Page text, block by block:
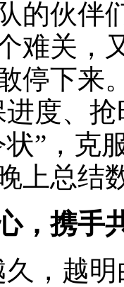
伙伴们
难关，
停下来
进度、
”，克
上总结
携手
越明